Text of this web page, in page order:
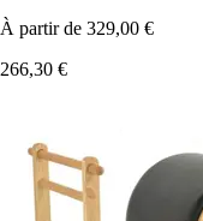
À partir de 329,00 €
266,30 €